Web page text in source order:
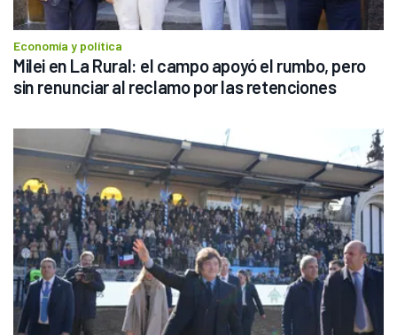
Economía y política
Milei en La Rural: el campo apoyó el rumbo, pero
sin renunciar al reclamo por las retenciones